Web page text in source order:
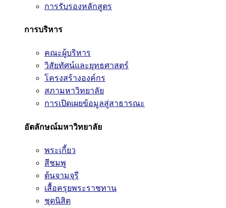
การรับรองหลักสูตร
การบริหาร
คณะผู้บริหาร
วิสัยทัศน์และยุทธศาสตร์
โครงสร้างองค์กร
สภามหาวิทยาลัย
การเปิดเผยข้อมูลสู่สาธารณะ
อัตลักษณ์มหาวิทยาลัย
พระเกี้ยว
สีชมพู
ต้นจามจุรี
เสื้อครุยพระราชทาน
ชุดนิสิต